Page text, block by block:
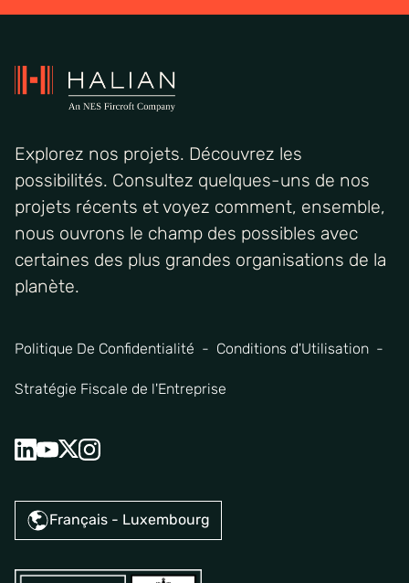
Explorez nos projets. Découvrez les
possibilités. Consultez quelques-uns de nos
projets récents et voyez comment, ensemble,
nous ouvrons le champ des possibles avec
certaines des plus grandes organisations de la
planète.
Politique De Confidentialité Conditions d'Utilisation
Stratégie Fiscale de l'Entreprise
Français - Luxembourg